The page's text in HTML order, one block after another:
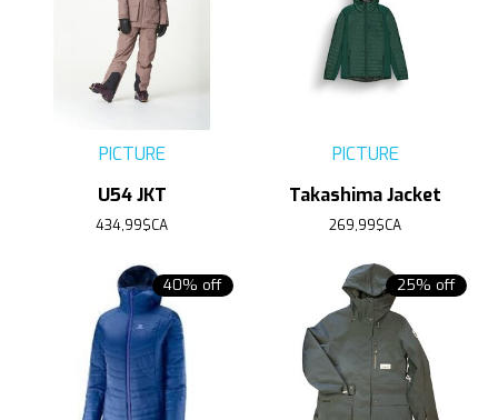
PICTURE
U54 JKT
434,99$CA
PICTURE
Takashima Jacket
269,99$CA
40% off 25% off